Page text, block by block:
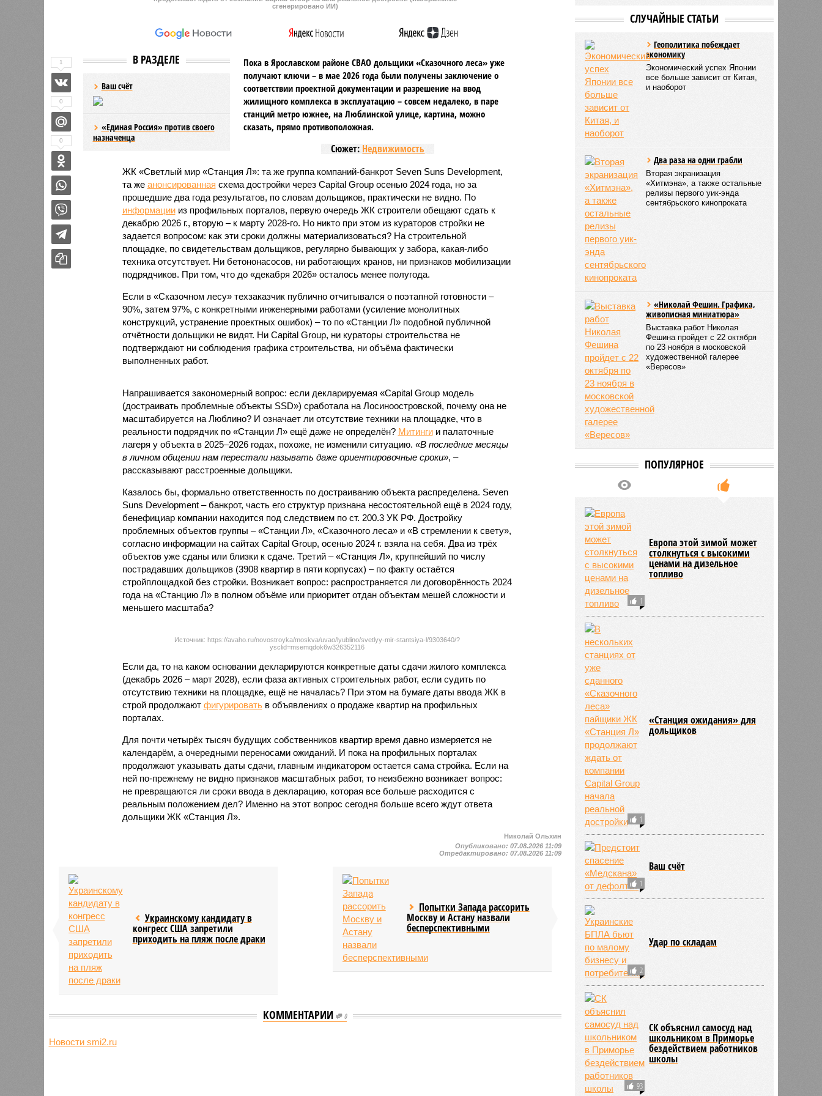
сгенерировано ИИ)
В РАЗДЕЛЕ
Ваш счёт
«Единая Россия» против своего
назначенца
Пока в Ярославском районе СВАО дольщики «Сказочного леса» уже
получают ключи – в мае 2026 года были получены заключение о
соответствии проектной документации и разрешение на ввод
жилищного комплекса в эксплуатацию – совсем недалеко, в паре
станций метро южнее, на Люблинской улице, картина, можно
сказать, прямо противоположная.
Сюжет: Недвижимость
ЖК «Светлый мир «Станция Л»: та же группа компаний-банкрот Seven Suns Development,
та же анонсированная схема достройки через Capital Group осенью 2024 года, но за
прошедшие два года результатов, по словам дольщиков, практически не видно. По
информациииз профильных порталов, первую очередь ЖК строители обещают сдать к
декабрю 2026 г., вторую – к марту 2028-го. Но никто при этом из кураторов стройки не
задается вопросом: как эти сроки должны материализоваться? На строительной
площадке, по свидетельствам дольщиков, регулярно бывающих у забора, какая-либо
техника отсутствует. Ни бетононасосов, ни работающих кранов, ни признаков мобилизации
подрядчиков. При том, что до «декабря 2026» осталось менее полугода.
Если в «Сказочном лесу» техзаказчик публично отчитывался о поэтапной готовности –
90%, затем 97%, с конкретными инженерными работами (усиление монолитных
конструкций, устранение проектных ошибок) – то по «Станции Л» подобной публичной
отчётности дольщики не видят. Ни Capital Group, ни кураторы строительства не
подтверждают ни соблюдения графика строительства, ни объёма фактически
выполненных работ.
Напрашивается закономерный вопрос: если декларируемая «Capital Group модель
(достраивать проблемные объекты SSD») сработала на Лосиноостровской, почему она не
масштабируется на Люблино? И означает ли отсутствие техники на площадке, что в
реальности подрядчик по «Станции Л» ещё даже не определён? Митингии палаточные
лагеря у объекта в 2025–2026 годах, похоже, не изменили ситуацию. «В последние месяцы
в личном общении нам перестали называть даже ориентировочные сроки», –
рассказывают расстроенные дольщики.
Казалось бы, формально ответственность по достраиванию объекта распределена. Seven
Suns Development – банкрот, часть его структур признана несостоятельной ещё в 2024 году,
бенефициар компании находится под следствием по ст. 200.3 УК РФ. Достройку
проблемных объектов группы – «Станции Л», «Сказочного леса» и «В стремлении к свету»,
согласно информации на сайтах Capital Group, осенью 2024 г. взяла на себя. Два из трёх
объектов уже сданы или близки к сдаче. Третий – «Станция Л», крупнейший по числу
пострадавших дольщиков (3908 квартир в пяти корпусах) – по факту остаётся
стройплощадкой без стройки. Возникает вопрос: распространяется ли договорённость 2024
года на «Станцию Л» в полном объёме или приоритет отдан объектам мешей сложности и
меньшего масштаба?
Источник: https://avaho.ru/novostroyka/moskva/uvao/lyublino/svetlyy-mir-stantsiya-l/9303640/?
ysclid=msemqdok6w326352116
Если да, то на каком основании декларируются конкретные даты сдачи жилого комплекса
(декабрь 2026 – март 2028), если фаза активных строительных работ, если судить по
отсутствию техники на площадке, ещё не началась? При этом на бумаге даты ввода ЖК в
строй продолжают фигурироватьв объявлениях о продаже квартир на профильных
порталах.
Для почти четырёх тысяч будущих собственников квартир время давно измеряется не
календарём, а очередными переносами ожиданий. И пока на профильных порталах
продолжают указывать даты сдачи, главным индикатором остается сама стройка. Если на
ней по-прежнему не видно признаков масштабных работ, то неизбежно возникает вопрос:
не превращаются ли сроки ввода в декларацию, которая все больше расходится с
реальным положением дел? Именно на этот вопрос сегодня больше всего ждут ответа
дольщики ЖК «Станция Л».
1
0
0
Николай Ольхин
Опубликовано:07.08.2026 11:09
Отредактировано:07.08.2026 11:09
Украинскому кандидату в
конгресс США запретили
приходить на пляж после драки
Попытки Запада рассорить
Москву и Астану назвали
бесперспективными
КОММЕНТАРИИ 0
Новости smi2.ru
СЛУЧАЙНЫЕ СТАТЬИ
Геополитика побеждает
экономику
Экономический успех Японии
все больше зависит от Китая,
и наоборот
Два раза на одни грабли
Вторая экранизация
«Хитмэна», а также остальные
релизы первого уик-энда
сентябрьского кинопроката
«Николай Фешин. Графика,
живописная миниатюра»
Выставка работ Николая
Фешина пройдет с 22 октября
по 23 ноября в московской
художественной галерее
«Вересов»
ПОПУЛЯРНОЕ
1
Европа этой зимой может
столкнуться с высокими
ценами на дизельное
топливо
1
«Станция ожидания» для
дольщиков
1
Ваш счёт
2
Удар по складам
93
СК объяснил самосуд над
школьником в Приморье
бездействием работников
школы